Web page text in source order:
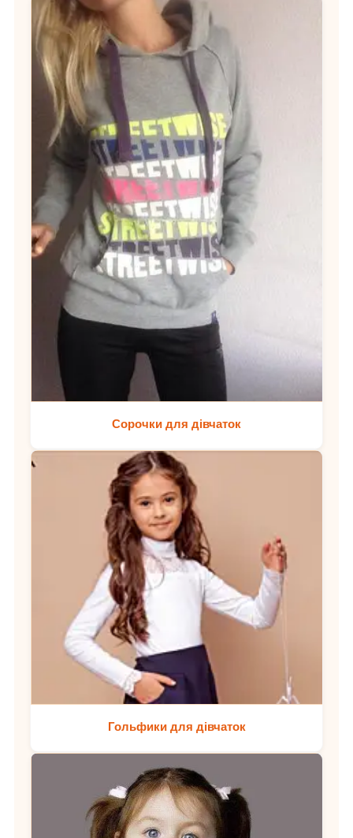
Сорочки для дівчаток
Гольфики для дівчаток